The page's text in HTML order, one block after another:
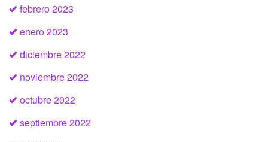
febrero 2023
enero 2023
diciembre 2022
noviembre 2022
octubre 2022
septiembre 2022